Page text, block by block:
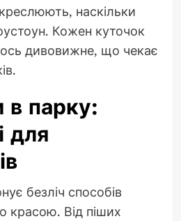
наскільки
Кожен куточок
дивовижне, що чекає
парку:
для
безліч способів
красою. Від піших